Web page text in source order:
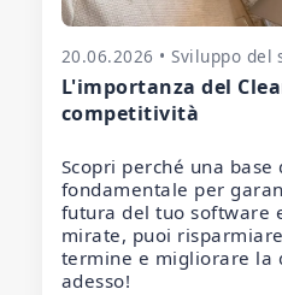
20.06.2026 • Sviluppo del
L'importanza del
competitività
Scopri perché una
fondamentale per
futura del tuo software
mirate, puoi
termine e migliorare la
adesso!